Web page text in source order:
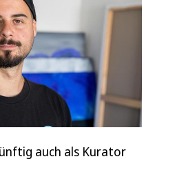
auch als Kurator